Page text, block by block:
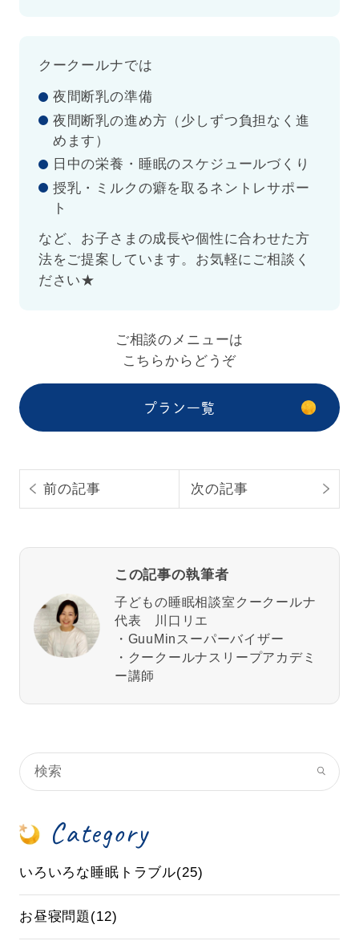
クークールナでは
夜間断乳の準備
夜間断乳の進め方（少しずつ負担なく進
めます）
日中の栄養・睡眠のスケジュールづくり
授乳・ミルクの癖を取るネントレサポー
ト
など、お子さまの成長や個性に合わせた方
法をご提案しています。お気軽にご相談く
ださい★
ご相談のメニューは
こちらからどうぞ
プラン一覧
前の記事 次の記事
この記事の執筆者
子どもの睡眠相談室クークールナ
代表 川口リエ
・GuuMinスーパーバイザー
・クークールナスリープアカデミ
ー講師
Category
いろいろな睡眠トラブル(25)
お昼寝問題(12)